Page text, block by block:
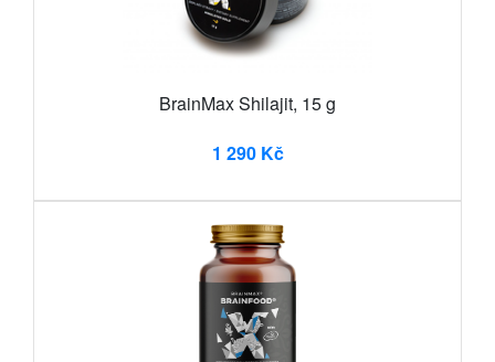
BrainMax Shilajit, 15 g
1 290 Kč